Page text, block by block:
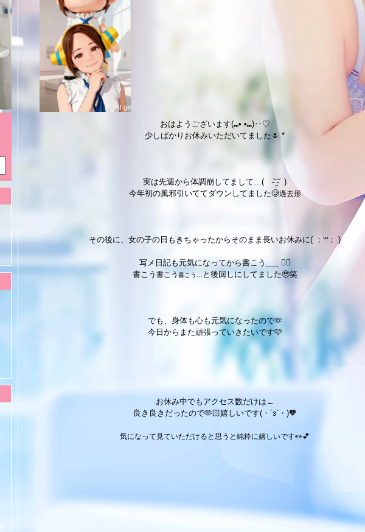
おはようございます(⑉• •⑉)‥♡
少しばかりお休みいただいてました🌷.*
実は先週から体調崩してまして…( -᷅ ̫̈-᷄ )
今年初の風邪引いててダウンしてました🥲過去形
その後に、女の子の日もきちゃったからそのまま長いお休みに( ；꒳​； )
写メ日記も元気になってから書こう___ ✍🏻
書こう 書こう書こう… と後回しにしてました🥹笑
でも、身体も心も元気になったので🫶
今日からまた頑張っていきたいです🩷
お休み中でもアクセス数だけは←
良き良きだったので🫶🏻嬉しいです(・´з`・)🧡
気になって見ていただけると思うと純粋に嬉しいです👀💕